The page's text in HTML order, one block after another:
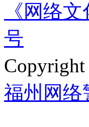
《网络
号
福州网络